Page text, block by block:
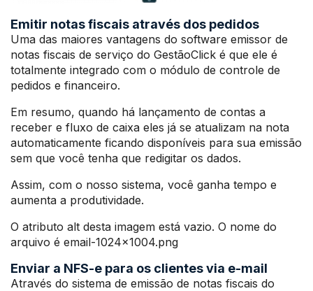
Emitir notas fiscais através dos pedidos
Uma das maiores vantagens do software emissor de
notas fiscais de serviço do GestãoClick é que ele é
totalmente integrado com o módulo de controle de
pedidos e financeiro.
Em resumo, quando há lançamento de contas a
receber e fluxo de caixa eles já se atualizam na nota
automaticamente ficando disponíveis para sua emissão
sem que você tenha que redigitar os dados.
Assim, com o nosso sistema, você ganha tempo e
aumenta a produtividade.
O atributo alt desta imagem está vazio. O nome do
arquivo é email-1024×1004.png
Enviar a NFS-e para os clientes via e-mail
Através do sistema de emissão de notas fiscais do